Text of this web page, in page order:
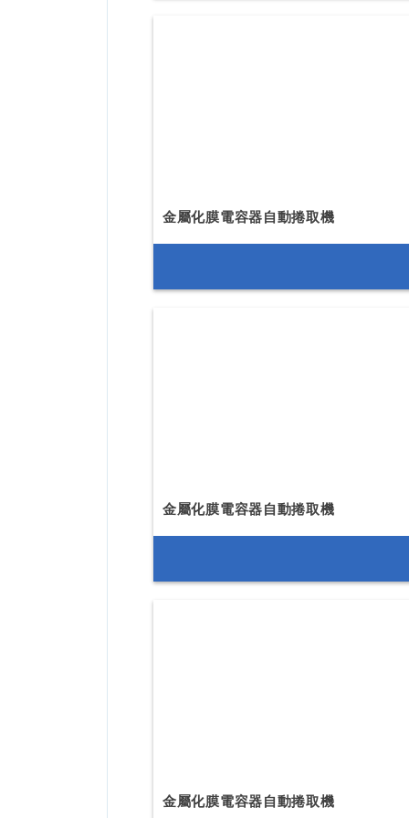
金屬化膜電容器自動捲取機
金屬化膜電容器自動捲取機
金屬化膜電容器自動捲取機